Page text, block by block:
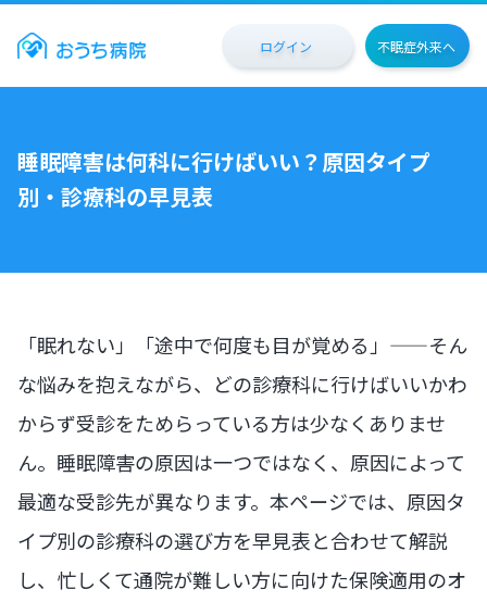
ログイン 不眠症外来へ
睡眠障害は何科に行けばいい？原因タイプ
別・診療科の早見表
「眠れない」「途中で何度も目が覚める」——そん
な悩みを抱えながら、どの診療科に行けばいいかわ
からず受診をためらっている方は少なくありませ
ん。睡眠障害の原因は一つではなく、原因によって
最適な受診先が異なります。本ページでは、原因タ
イプ別の診療科の選び方を早見表と合わせて解説
し、忙しくて通院が難しい方に向けた保険適用のオ